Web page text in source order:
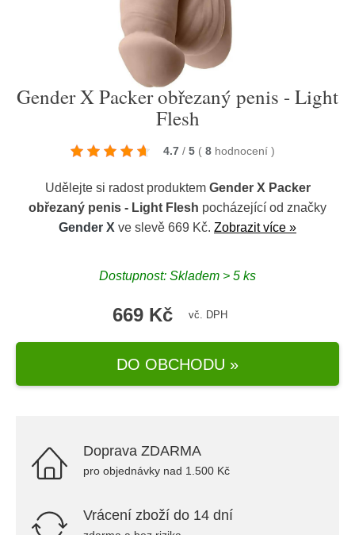
Gender X Packer obřezaný penis - Light
Flesh
4.7 / 5 ( 8 hodnocení )
Udělejte si radost produktem Gender X Packer
obřezaný penis - Light Flesh pocházející od značky
Gender X ve slevě 669 Kč. Zobrazit více »
Dostupnost: Skladem > 5 ks
669 Kč vč. DPH
DO OBCHODU »
Doprava ZDARMA
pro objednávky nad 1.500 Kč
Vrácení zboží do 14 dní